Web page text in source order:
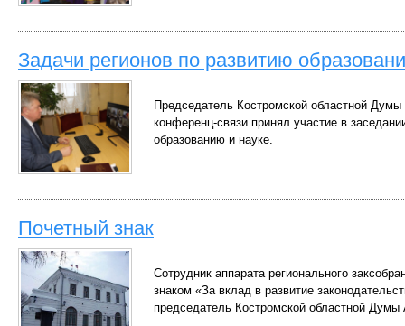
Задачи регионов по развитию
Председатель Костромской областной
конференц-связи принял участие в
образованию и науке.
Почетный знак
Сотрудник аппарата регионального
знаком «За вклад в развитие
председатель Костромской областной Думы